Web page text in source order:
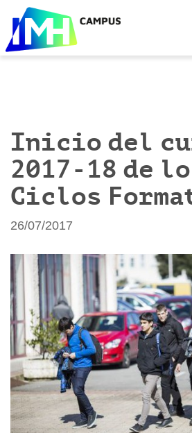
e
Inicio del
2017-18 de
Ciclos
26/07/2017